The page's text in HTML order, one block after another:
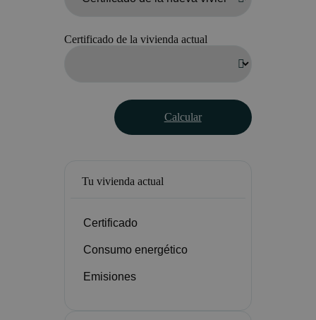
Certificado de la vivienda actual
Calcular
Tu vivienda actual
Certificado
Consumo energético
Emisiones